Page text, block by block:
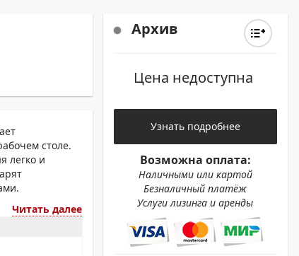
ПРИНТЕРЫ
ДЛЯ ШИРОКОФОРМАТНЫХ СИСТЕМ
столе.
легко и
Читать далее
Архив
Цена недоступна
Узнать подробнее
Возможна оплата:
Наличными или картой
Безналичный платёж
Услуги лизинга и аренды